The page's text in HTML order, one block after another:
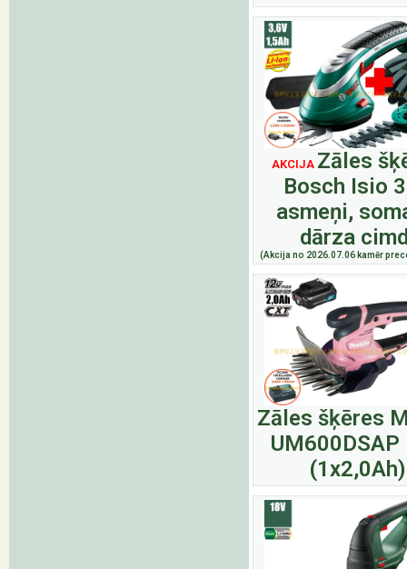
AKCIJA Zāles
Bosch Isio
asmeņi,
dārza
(Akcija no 2026.07.06 kamēr
Zāles šķēres
UM600DSAP
(1x2,0Ah)